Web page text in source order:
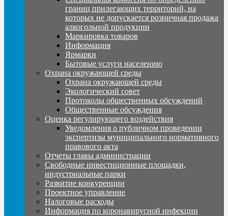
границ прилегающих территорий, на
которых не допускается розничная продажа
алкогольной продукции
Маркировка товаров
Информация
Ярмарки
Бытовые услуги населению
Охрана окружающей среды
Охрана окружающей среды
Экологический совет
Протоколы общественных обсуждений
Общественные обсуждения
Оценка регулирующего воздействия
Уведомления о публичном проведении
экспертизы муниципального нормативного
правового акта
Отчеты главы администрации
Свободные инвестиционные площадки,
индустриальные парки
Развитие конкуренции
Проектное управление
Налоговые расходы
Информация по коронавирусной инфекции